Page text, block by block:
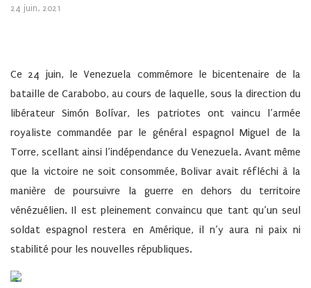
24 juin, 2021
Ce 24 juin, le Venezuela commémore le bicentenaire de la
bataille de Carabobo, au cours de laquelle, sous la direction du
libérateur Simón Bolívar, les patriotes ont vaincu l’armée
royaliste commandée par le général espagnol Miguel de la
Torre, scellant ainsi l’indépendance du Venezuela. Avant même
que la victoire ne soit consommée, Bolivar avait réfléchi à la
manière de poursuivre la guerre en dehors du territoire
vénézuélien. Il est pleinement convaincu que tant qu’un seul
soldat espagnol restera en Amérique, il n’y aura ni paix ni
stabilité pour les nouvelles républiques.